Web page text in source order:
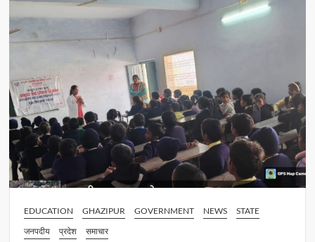
EDUCATION GHAZIPUR GOVERNMENT NEWS
STATE
जनपदीय
प्रदेश समाचार